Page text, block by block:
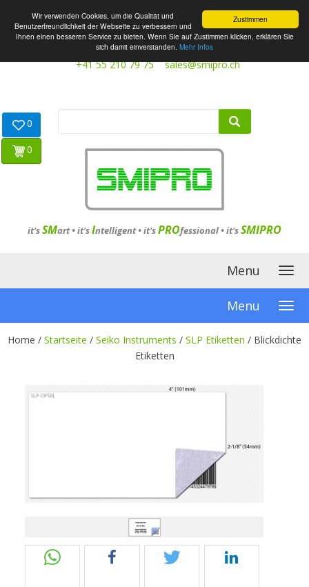
Zustimmen
Wir verwenden Cookies, um die Qualität und
Benutzerfreundlichkeit der Webseite zu verbessern und
Ihnen einen besseren Service zu bieten. Wenn Sie auf Zustimmen klicken, erklären Sie
sich damit einverstanden. Mehr Infos
+41 55 210 79 75 sales@smipro.ch
it'sSMart •it'sIntelligent•it'sPROfessional •it'sSMIPRO
0
0
Menu
Menu
Home / Startseite / Seiko Instruments / SLP Etiketten / Blickdichte
Etiketten